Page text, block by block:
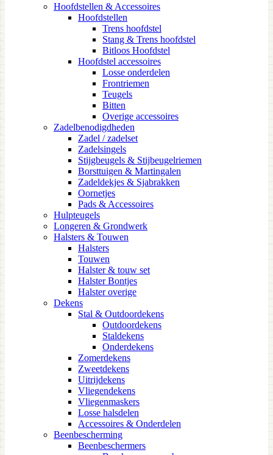
Hoofdstellen & Accessoires
Hoofdstellen
Trens hoofdstel
Stang & Trens hoofdstel
Bitloos Hoofdstel
Hoofdstel accessoires
Losse onderdelen
Frontriemen
Teugels
Bitten
Overige accessoires
Zadelbenodigdheden
Zadel / zadelset
Zadelsingels
Stijgbeugels & Stijbeugelriemen
Borsttuigen & Martingalen
Zadeldekjes & Sjabrakken
Oornetjes
Pads & Accessoires
Hulpteugels
Longeren & Grondwerk
Halsters & Touwen
Halsters
Touwen
Halster & touw set
Halster Bontjes
Halster overige
Dekens
Stal & Outdoordekens
Outdoordekens
Staldekens
Onderdekens
Zomerdekens
Zweetdekens
Uitrijdekens
Vliegendekens
Vliegenmaskers
Losse halsdelen
Accessoires & Onderdelen
Beenbescherming
Beenbeschermers